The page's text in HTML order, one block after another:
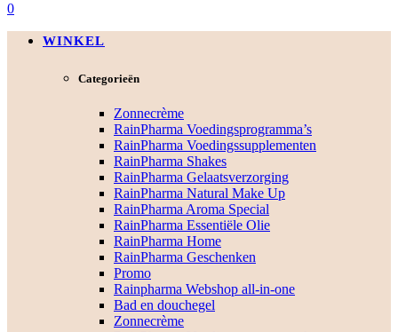
0
WINKEL
Categorieën
Zonnecrème
RainPharma Voedingsprogramma’s
RainPharma Voedingssupplementen
RainPharma Shakes
RainPharma Gelaatsverzorging
RainPharma Natural Make Up
RainPharma Aroma Special
RainPharma Essentiële Olie
RainPharma Home
RainPharma Geschenken
Promo
Rainpharma Webshop all-in-one
Bad en douchegel
Zonnecrème